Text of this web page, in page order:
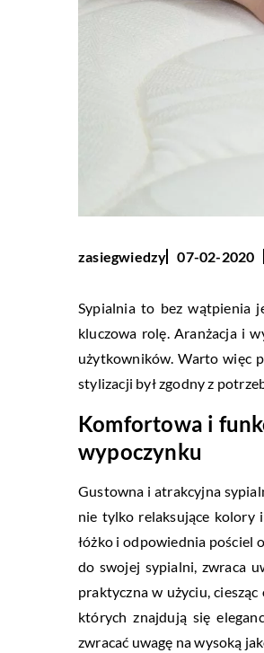
zasiegwiedzy 07-02-2020
Sypialnia to bez wątpienia
kluczowa rolę. Aranżacja i
użytkowników. Warto więc
stylizacji był zgodny z
Komfortowa i
wypoczynku
Gustowna i atrakcyjna
nie tylko relaksujące kolory
łóżko i odpowiednia pościel
do swojej sypialni, zwraca
praktyczna w użyciu,
których znajdują się
zwracać uwagę na wysoką